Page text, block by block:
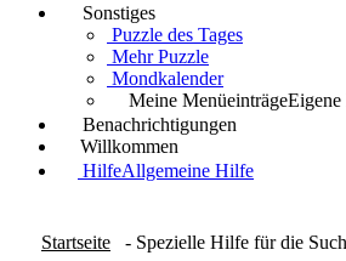
Sonstiges
Puzzle des Tages
Mehr Puzzle
Mondkalender
Meine Menüeinträge
Benachrichtigungen
Willkommen
HilfeAllgemeine Hilfe
Startseite
- Spezielle Hilfe für die